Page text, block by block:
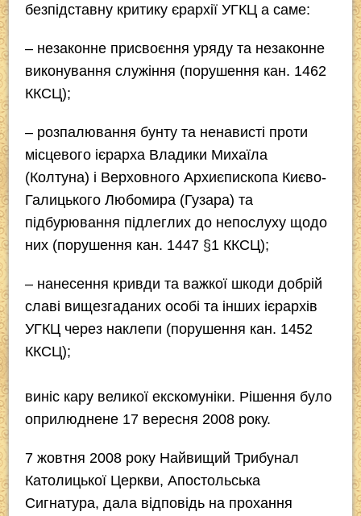
безпідставну критику єрархії УГКЦ а саме:
– незаконне присвоєння уряду та незаконне
виконування служіння (порушення кан. 1462
ККСЦ);
– розпалювання бунту та ненависті проти
місцевого ієрарха Владики Михаїла
(Колтуна) і Верховного Архиєпископа Києво-
Галицького Любомира (Гузара) та
підбурювання підлеглих до непослуху щодо
них (порушення кан. 1447 §1 ККСЦ);
– нанесення кривди та важкої шкоди добрій
славі вищезгаданих особі та інших ієрархів
УГКЦ через наклепи (порушення кан. 1452
ККСЦ);
виніс кару великої екскомуніки. Рішення було
оприлюднене 17 вересня 2008 року.
7 жовтня 2008 року Найвищий Трибунал
Католицької Церкви, Апостольська
Сигнатура, дала відповідь на прохання